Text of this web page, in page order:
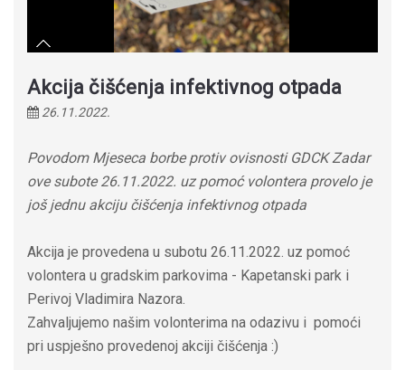
Akcija čišćenja infektivnog otpada
26.11.2022.
Povodom Mjeseca borbe protiv ovisnosti GDCK Zadar
ove subote 26.11.2022. uz pomoć volontera provelo je
još jednu akciju čišćenja infektivnog otpada
Akcija je provedena u subotu 26.11.2022. uz pomoć
volontera u gradskim parkovima - Kapetanski park i
Perivoj Vladimira Nazora.
Zahvaljujemo našim volonterima na odazivu i pomoći
pri uspješno provedenoj akciji čišćenja :)